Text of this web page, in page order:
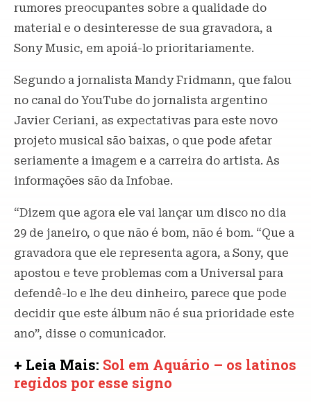
rumores preocupantes sobre a qualidade do
material e o desinteresse de sua gravadora, a
Sony Music, em apoiá-lo prioritariamente.
Segundo a jornalista Mandy Fridmann, que falou
no canal do YouTube do jornalista argentino
Javier Ceriani, as expectativas para este novo
projeto musical são baixas, o que pode afetar
seriamente a imagem e a carreira do artista. As
informações são da Infobae.
“Dizem que agora ele vai lançar um disco no dia
29 de janeiro, o que não é bom, não é bom. “Que a
gravadora que ele representa agora, a Sony, que
apostou e teve problemas com a Universal para
defendê-lo e lhe deu dinheiro, parece que pode
decidir que este álbum não é sua prioridade este
ano”, disse o comunicador.
+ Leia Mais: Sol em Aquário – os latinos
regidos por esse signo